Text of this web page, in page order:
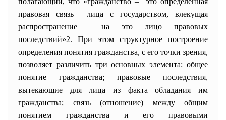
правовая связь лица с государством, влекущая
распространение на это лицо правовых
последствий»2. При этом структурное построение
определения понятия гражданства, с его точки зрения,
позволяет различить три основных элемента: общее
понятие гражданства; правовые последствия,
вытекающие для лица из факта обладания им
гражданства; связь (отношение) между общим
понятием гражданства и его правовыми